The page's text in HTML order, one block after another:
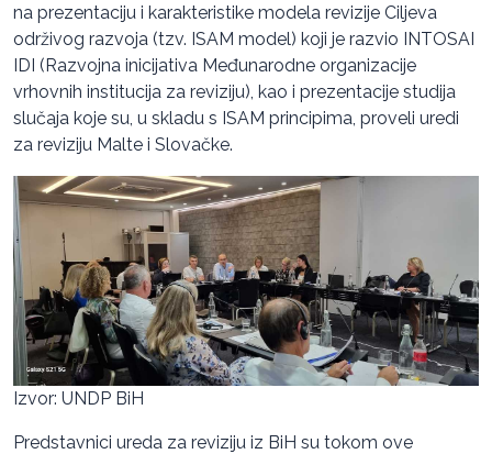
na prezentaciju i karakteristike modela revizije Ciljeva
održivog razvoja (tzv. ISAM model) koji je razvio INTOSAI
IDI (Razvojna inicijativa Međunarodne organizacije
vrhovnih institucija za reviziju), kao i prezentacije studija
slučaja koje su, u skladu s ISAM principima, proveli uredi
za reviziju Malte i Slovačke.
Izvor: UNDP BiH
Predstavnici ureda za reviziju iz BiH su tokom ove